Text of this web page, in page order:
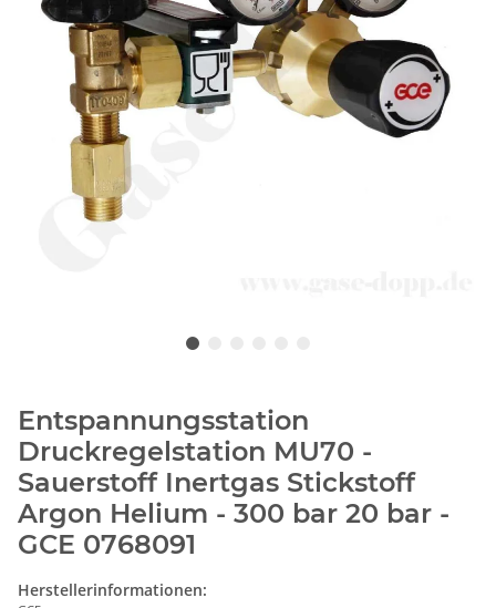
Entspannungsstation
Druckregelstation MU70 -
Sauerstoff Inertgas Stickstoff
Argon Helium - 300 bar 20 bar -
GCE 0768091
Herstellerinformationen: